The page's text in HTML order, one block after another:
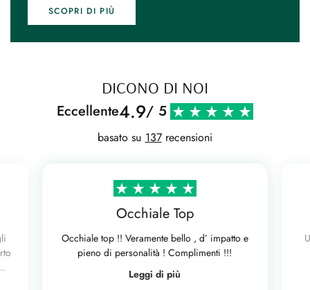
SCOPRI DI PIÙ
DICONO DI NOI
Eccellente4.9/ 5
basato su 137recensioni
Occhiale Top
Occhiale top !! Veramente bello , d’ impatto e
pieno di personalità ! Complimenti !!!
Leggi di più